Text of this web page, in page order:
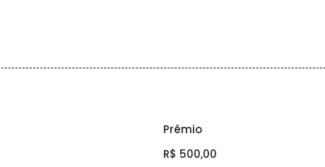
Prêmio
R$ 500,00